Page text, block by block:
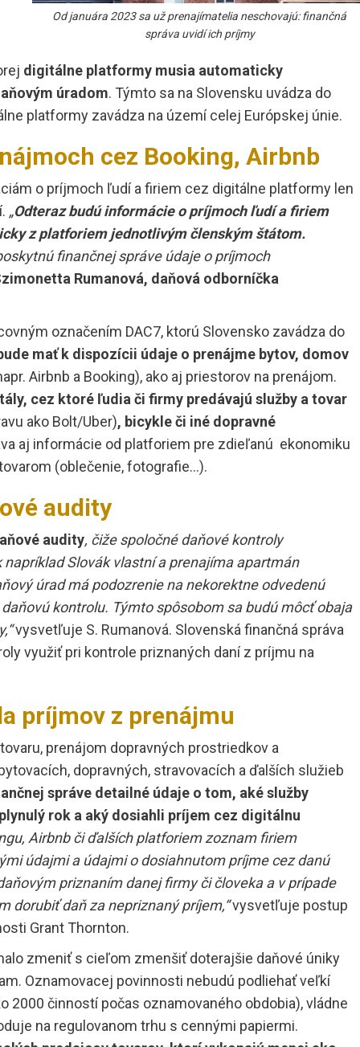
Od januára 2023 sa už prenajímatelia neschovajú: finančná
správa uvidí ich príjmy
digitálne platformy musia automaticky
úradom. Týmto sa na Slovensku uvádza do
platformy zavádza na území celej Európskej únie.
cez Booking, Airbnb
o príjmoch ľudí a firiem cez digitálne platformy len
„Odteraz budú informácie o príjmoch ľudí a firiem
z platforiem jednotlivým členským štátom.
finančnej správe údaje o príjmoch
Rumanová, daňová odborníčka
označením DAC7, ktorú Slovensko zavádza do
mať k dispozícii údaje o prenájme bytov, domov
Airbnb a Booking), ako aj priestorov na prenájom.
cez ktoré ľudia či firmy predávajú služby a tovar
ako Bolt/Uber), bicykle či iné dopravné
aj informácie od platforiem pre zdieľanú ekonomiku
(oblečenie, fotografie…).
audity
audity, čiže spoločné daňové kontroly
Slovák vlastní a prenajíma apartmán
úrad má podozrenie na nekorektne odvedenú
kontrolu. Týmto spôsobom sa budú môcť obaja
vysvetľuje S. Rumanová. Slovenská finančná správa
využiť pri kontrole priznaných daní z príjmu na
príjmov z prenájmu
prenájom dopravných prostriedkov a
dopravných, stravovacích a ďalších služieb
správe detailné údaje o tom, aké služby
rok a aký dosiahli príjem cez digitálnu
Airbnb či ďalších platforiem zoznam firiem
údajmi a údajmi o dosiahnutom príjme cez danú
priznaním danej firmy či človeka a v prípade
dorubiť daň za nepriznaný príjem,“vysvetľuje postup
Grant Thornton.
zmeniť s cieľom zmenšiť doterajšie daňové úniky
Oznamovacej povinnosti nebudú podliehať veľkí
2000 činností počas oznamovaného obdobia), vládne
na regulovanom trhu s cennými papiermi.